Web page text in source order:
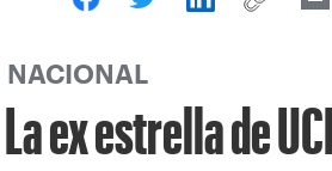
NACIONAL
La ex estrella de